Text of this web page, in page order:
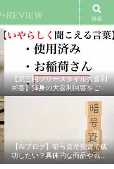
余興動画 ベスト大喜利 スポ
【第三回フリースタイル大喜利
回答】渾身の大喜利回答をご紹
介！
【AIブログ】暗号資産投資で成
功したい？具体的な商品や戦略
を分かりやすく解説！
検索